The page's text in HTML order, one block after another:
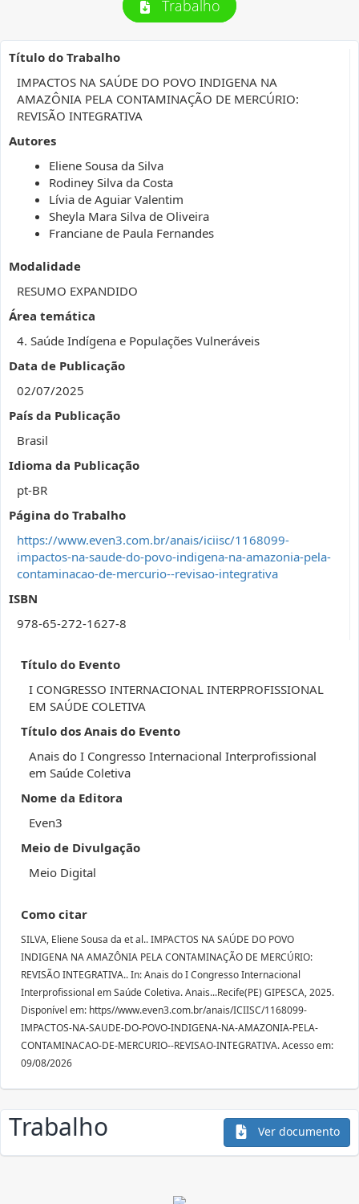
Trabalho
Título do Trabalho
IMPACTOS NA SAÚDE DO POVO INDIGENA NA
AMAZÔNIA PELA CONTAMINAÇÃO DE MERCÚRIO:
REVISÃO INTEGRATIVA
Autores
Eliene Sousa da Silva
Rodiney Silva da Costa
Lívia de Aguiar Valentim
Sheyla Mara Silva de Oliveira
Franciane de Paula Fernandes
Modalidade
RESUMO EXPANDIDO
Área temática
4. Saúde Indígena e Populações Vulneráveis
Data de Publicação
02/07/2025
País da Publicação
Brasil
Idioma da Publicação
pt-BR
Página do Trabalho
https://www.even3.com.br/anais/iciisc/1168099-
impactos-na-saude-do-povo-indigena-na-amazonia-pela-
contaminacao-de-mercurio--revisao-integrativa
ISBN
978-65-272-1627-8
Título do Evento
I CONGRESSO INTERNACIONAL INTERPROFISSIONAL
EM SAÚDE COLETIVA
Título dos Anais do Evento
Anais do I Congresso Internacional Interprofissional
em Saúde Coletiva
Nome da Editora
Even3
Meio de Divulgação
Meio Digital
Como citar
SILVA, Eliene Sousa da et al.. IMPACTOS NA SAÚDE DO POVO
INDIGENA NA AMAZÔNIA PELA CONTAMINAÇÃO DE MERCÚRIO:
REVISÃO INTEGRATIVA.. In: Anais do I Congresso Internacional
Interprofissional em Saúde Coletiva. Anais...Recife(PE) GIPESCA, 2025.
Disponível em: https//www.even3.com.br/anais/ICIISC/1168099-
IMPACTOS-NA-SAUDE-DO-POVO-INDIGENA-NA-AMAZONIA-PELA-
CONTAMINACAO-DE-MERCURIO--REVISAO-INTEGRATIVA. Acesso em:
09/08/2026
Trabalho Ver documento